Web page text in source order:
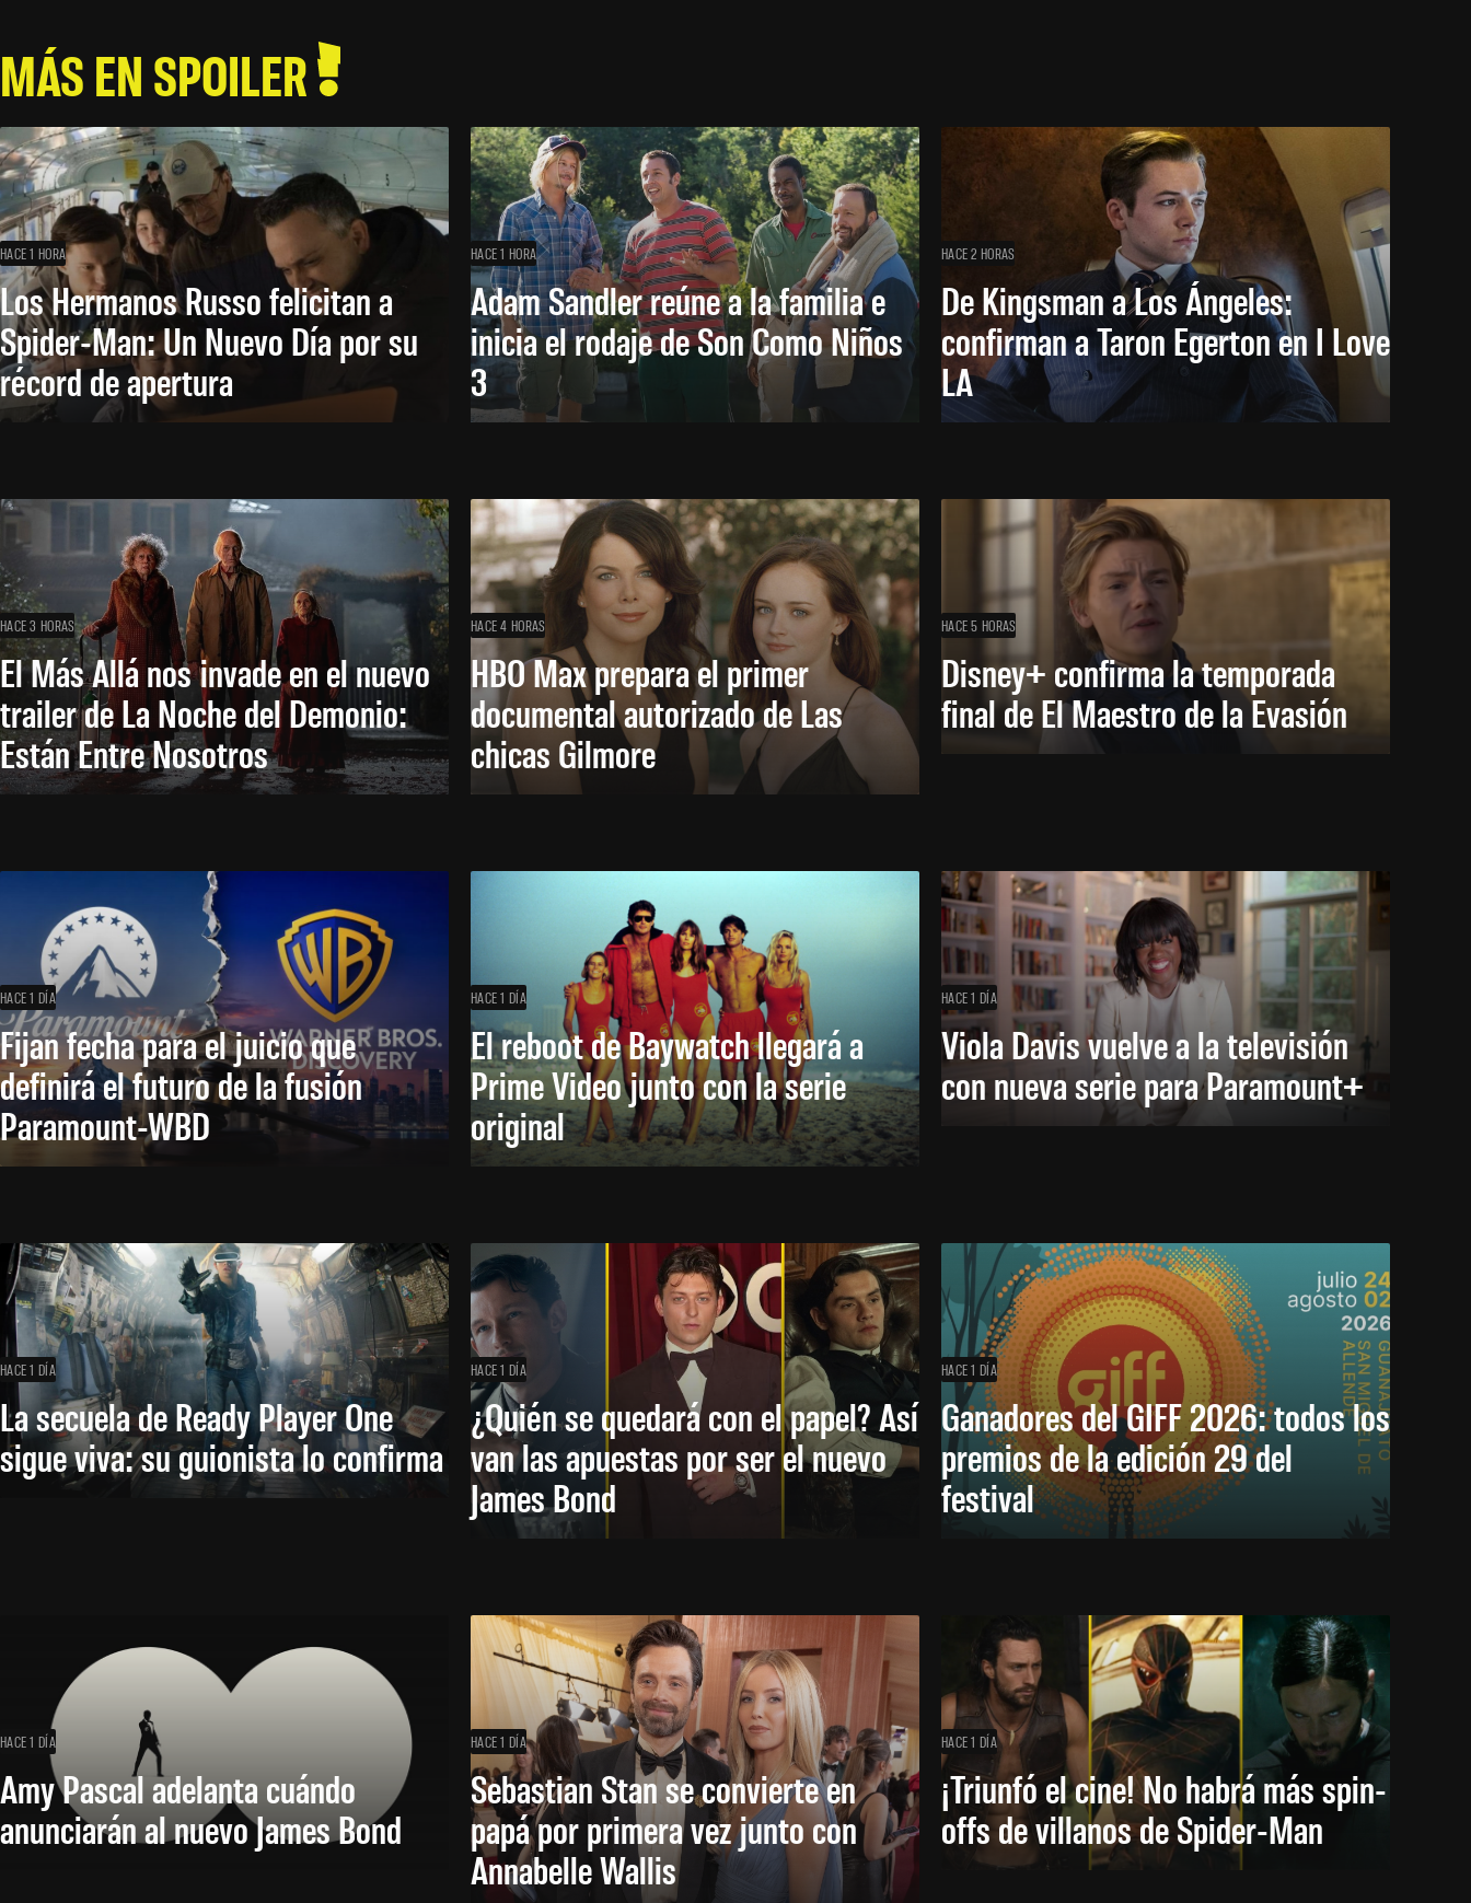
MÁS EN SPOILER
HACE 1 HORA
Los Hermanos Russo felicitan a
Spider-Man: Un Nuevo Día por su
récord de apertura
HACE 1 HORA
Adam Sandler reúne a la familia e
inicia el rodaje de Son Como Niños
3
HACE 2 HORAS
De Kingsman a Los Ángeles:
confirman a Taron Egerton en I Love
LA
HACE 3 HORAS
El Más Allá nos invade en el nuevo
trailer de La Noche del Demonio:
Están Entre Nosotros
HACE 4 HORAS
HBO Max prepara el primer
documental autorizado de Las
chicas Gilmore
HACE 5 HORAS
Disney+ confirma la temporada
final de El Maestro de la Evasión
HACE 1 DÍA
Fijan fecha para el juicio que
definirá el futuro de la fusión
Paramount-WBD
HACE 1 DÍA
El reboot de Baywatch llegará a
Prime Video junto con la serie
original
HACE 1 DÍA
Viola Davis vuelve a la televisión
con nueva serie para Paramount+
HACE 1 DÍA
La secuela de Ready Player One
sigue viva: su guionista lo confirma
HACE 1 DÍA
¿Quién se quedará con el papel? Así
van las apuestas por ser el nuevo
James Bond
HACE 1 DÍA
Ganadores del GIFF 2026: todos los
premios de la edición 29 del
festival
HACE 1 DÍA
Amy Pascal adelanta cuándo
anunciarán al nuevo James Bond
HACE 1 DÍA
Sebastian Stan se convierte en
papá por primera vez junto con
Annabelle Wallis
HACE 1 DÍA
¡Triunfó el cine! No habrá más spin-
offs de villanos de Spider-Man